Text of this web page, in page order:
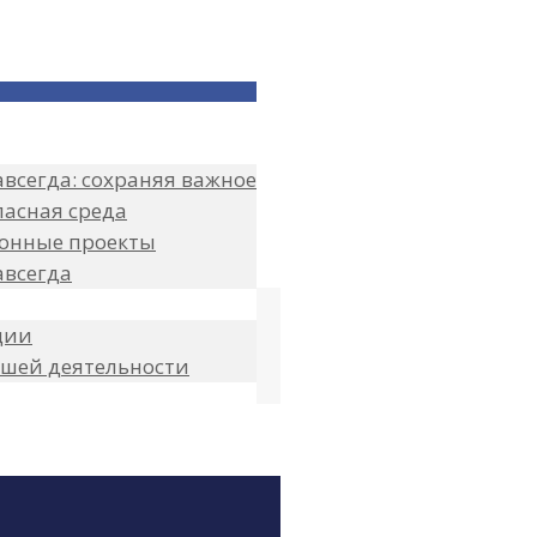
сохраняя важное
среда
проекты
деятельности